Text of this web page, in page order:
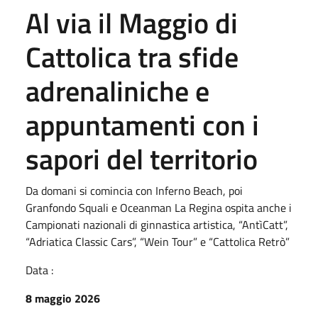
Al via il Maggio di
Cattolica tra sfide
adrenaliniche e
appuntamenti con i
sapori del territorio
Da domani si comincia con Inferno Beach, poi
Granfondo Squali e Oceanman La Regina ospita anche i
Campionati nazionali di ginnastica artistica, “AntìCatt”,
“Adriatica Classic Cars”, “Wein Tour” e “Cattolica Retrò”
Data :
8 maggio 2026